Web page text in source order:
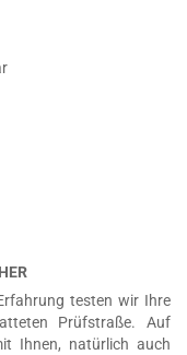
testen wir Ihre
Prüfstraße. Auf
Ihnen, natürlich auch